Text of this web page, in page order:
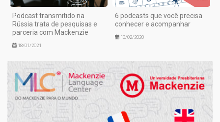
Podcast transmitido na
Rússia trata de pesquisas e
parceria com Mackenzie
18/01/2021
6 podcasts que você precisa
conhecer e acompanhar
13/02/2020